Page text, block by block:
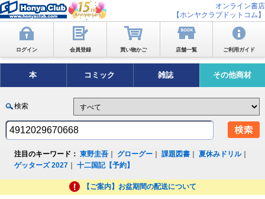
オンライン書店
【ホンヤクラブドットコム】
ログイン 会員登録 買い物かご 店舗一覧 ご利用ガイド
本 コミック 雑誌 その他商材
検索
注目のキーワード： 東野圭吾 グローグー ｜課題図書 ｜夏休みドリル｜
ゲッターズ 2027 ｜十二国記【予約】
【ご案内】お盆期間の配送について